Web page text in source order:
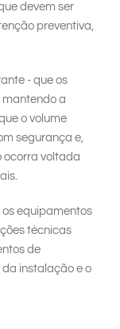
devem ser
preventiva,
- que os
mantendo a
o volume
segurança e,
ocorra voltada
equipamentos
técnicas
de
instalação e o